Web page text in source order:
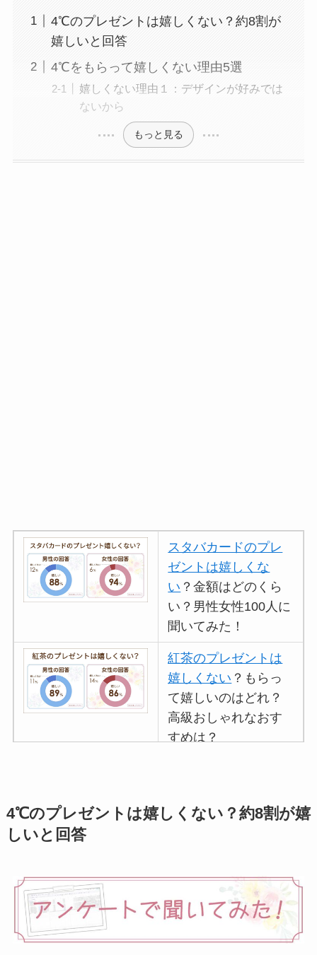
4℃のプレゼントは嬉しくない？約8割が
嬉しいと回答
4℃をもらって嬉しくない理由5選
嬉しくない理由１：デザインが好みでは
ないから
もっと見る
スタバカードのプレ
ゼントは嬉しくな
い ？金額はどのくら
い？男性女性100人に
聞いてみた！
紅茶のプレゼントは
嬉しくない ？もらっ
て嬉しいのはどれ？
高級おしゃれなおす
すめは？
いらない？男性女性
トは嬉しくない？重
いしもらってもいら
ないのか調査！
4℃のプレゼントは嬉しくない？約8割が嬉
しいと回答